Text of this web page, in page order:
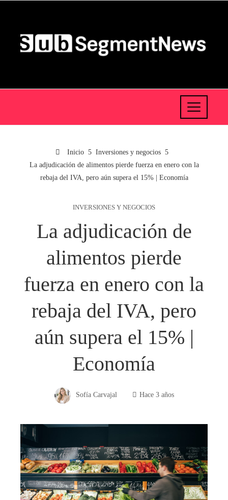
Inicio
Inversiones y negocios
La adjudicación de alimentos pierde fuerza en enero con la
rebaja del IVA, pero aún supera el 15% | Economía
INVERSIONES Y NEGOCIOS
La adjudicación de
alimentos pierde
fuerza en enero con la
rebaja del IVA, pero
aún supera el 15% |
Economía
Sofía Carvajal Hace 3 años